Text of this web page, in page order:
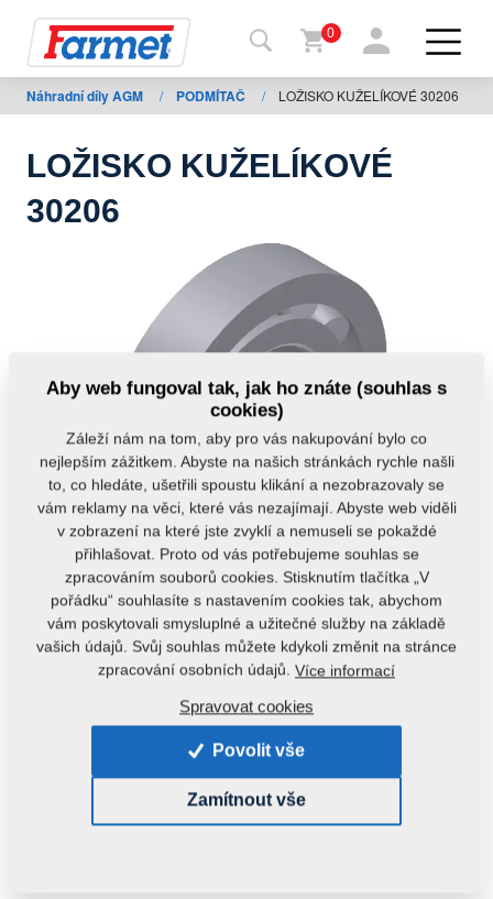
Zpět
na
shop
stažení
0
Náhradní díly AGM / PODMÍTAČ / LOŽISKO KUŽELÍKOVÉ 30206
LOŽISKO KUŽELÍKOVÉ
30206
m03223
Tento díl je použitelný i pro následující stroje:
Aby web fungoval tak, jak ho znáte (souhlas s
cookies)
Záleží nám na tom, aby pro vás nakupování bylo co
nejlepším zážitkem. Abyste na našich stránkách rychle našli
to, co hledáte, ušetřili spoustu klikání a nezobrazovaly se
vám reklamy na věci, které vás nezajímají. Abyste web viděli
v zobrazení na které jste zvyklí a nemuseli se pokaždé
přihlašovat. Proto od vás potřebujeme souhlas se
zpracováním souborů cookies. Stisknutím tlačítka „V
pořádku“ souhlasíte s nastavením cookies tak, abychom
vám poskytovali smysluplné a užitečné služby na základě
vašich údajů. Svůj souhlas můžete kdykoli změnit na stránce
zpracování osobních údajů. Více informací
Spravovat cookies
Povolit vše
Zamítnout vše